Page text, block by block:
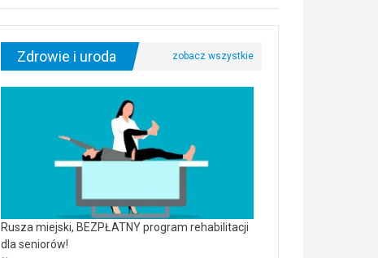
Zdrowie i uroda
Rusza miejski, BEZPŁATNY program rehabilitacji
dla seniorów!